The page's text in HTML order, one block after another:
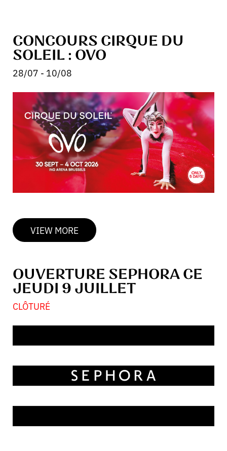
CONCOURS CIRQUE DU
SOLEIL : OVO
28/07 - 10/08
VIEW MORE
OUVERTURE SEPHORA CE
JEUDI 9 JUILLET
CLÔTURÉ